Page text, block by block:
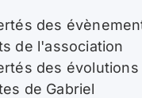
des
de l'association
des évolutions
de Gabriel